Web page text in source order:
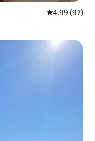
평점 4.99점(5
4.99 (97)